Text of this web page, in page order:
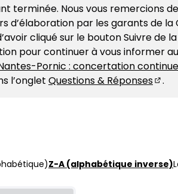
terminée. Nous vous remercions
d’élaboration par les garants de la
cliqué sur le bouton Suivre de
pour continuer à vous informer
Pornic : concertation continue
l’onglet Questions & Réponses .
Z-A (alphabétique inverse)